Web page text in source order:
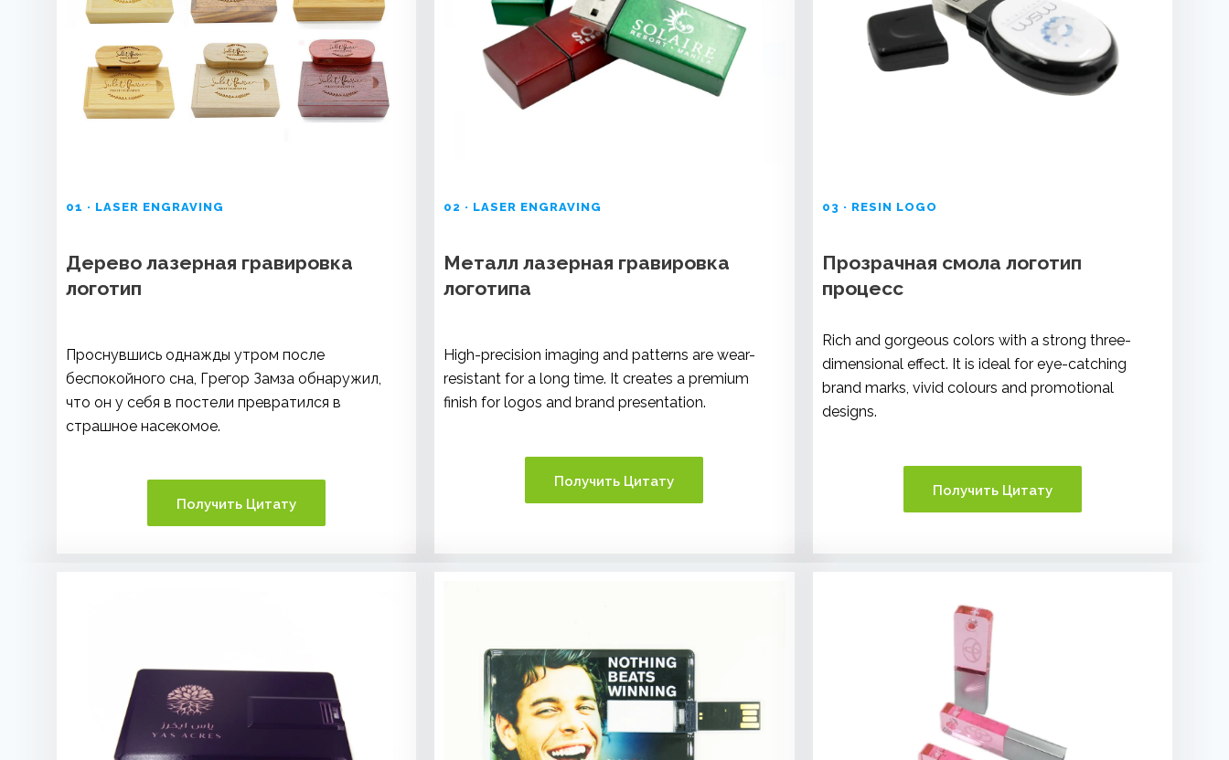
01 · LASER ENGRAVING
Дерево лазерная гравировка
логотип
Проснувшись однажды утром после
беспокойного сна, Грегор Замза обнаружил,
что он у себя в постели превратился в
страшное насекомое.
Получить Цитату
02 · LASER ENGRAVING
Металл лазерная гравировка
логотипа
High-precision imaging and patterns are wear-
resistant for a long time. It creates a premium
finish for logos and brand presentation.
Получить Цитату
03 · RESIN LOGO
Прозрачная смола логотип
процесс
Rich and gorgeous colors with a strong three-
dimensional effect. It is ideal for eye-catching
brand marks, vivid colours and promotional
designs.
Получить Цитату